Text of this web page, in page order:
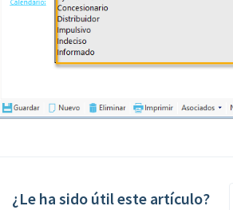
¿Le ha sido útil este artículo?